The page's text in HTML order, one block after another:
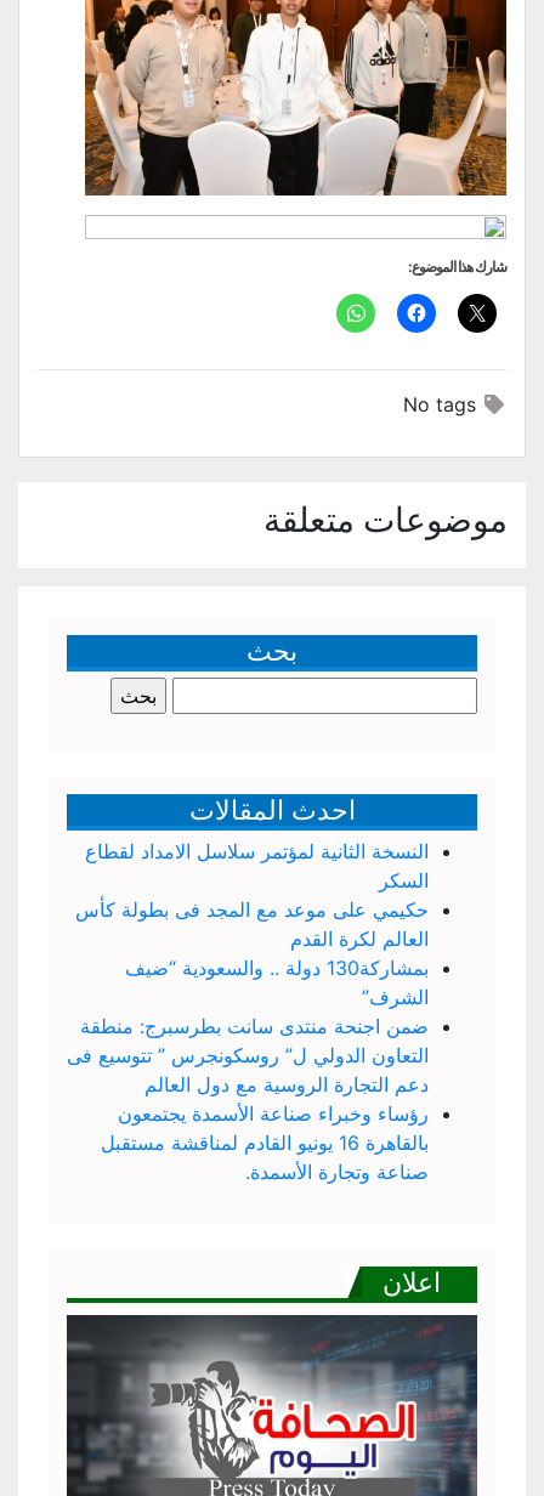
شارك هذا الموضوع:
موضوعات متعلقة
بحث
عن:
احدث المقالات
النسخة الثانية لمؤتمر سلاسل الامداد لقطاع
السكر
حكيمي على موعد مع المجد فى بطولة كأس
العالم لكرة القدم
بمشاركة130 دولة .. والسعودية “ضيف
الشرف”
ضمن اجنحة منتدى سانت بطرسبرج: منطقة
التعاون الدولي ل” روسكونجرس ” تتوسيع فى
دعم التجارة الروسية مع دول العالم
رؤساء وخبراء صناعة الأسمدة يجتمعون
بالقاهرة 16 يونيو القادم لمناقشة مستقبل
صناعة وتجارة الأسمدة.
اعلان